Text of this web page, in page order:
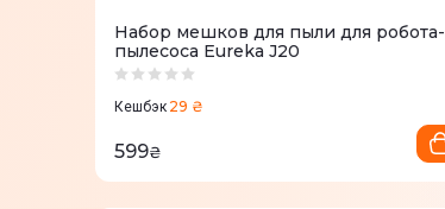
Набор мешков для пыли для робота-
пылесоса Eureka J20
Кешбэк 29 ₴
599₴